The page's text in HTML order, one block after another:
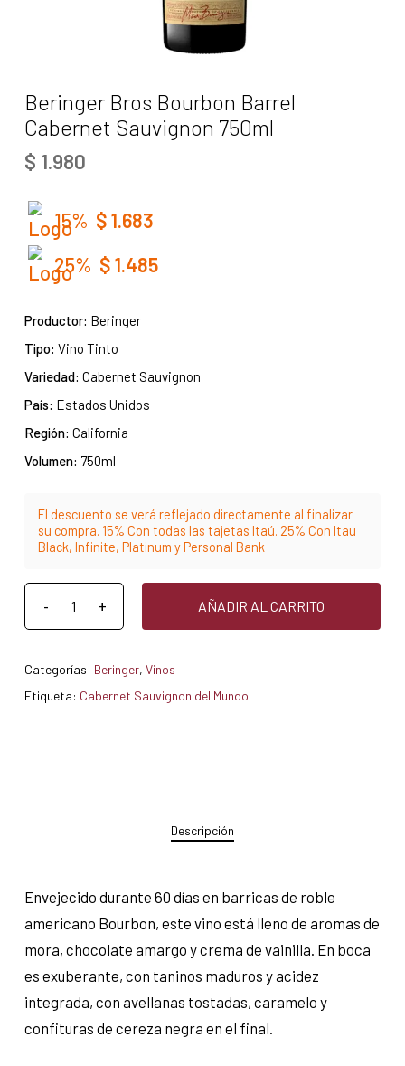
Beringer Bros Bourbon Barrel
Cabernet Sauvignon 750ml
$ 1.980
15% $1.683
25% $1.485
Productor: Beringer
Tipo: Vino Tinto
Variedad: Cabernet Sauvignon
País: Estados Unidos
Región: California
Volumen: 750ml
El descuento se verá reflejado directamente al finalizar
su compra. 15% Con todas las tajetas Itaú. 25% Con Itau
Black, Infinite, Platinum y Personal Bank
AÑADIR AL CARRITO
Categorías: Beringer, Vinos
Etiqueta: Cabernet Sauvignon del Mundo
Descripción
Envejecido durante 60 días en barricas de roble
americano Bourbon, este vino está lleno de aromas de
mora, chocolate amargo y crema de vainilla. En boca
es exuberante, con taninos maduros y acidez
integrada, con avellanas tostadas, caramelo y
confituras de cereza negra en el final.